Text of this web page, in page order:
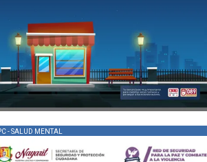
- SALUD MENTAL